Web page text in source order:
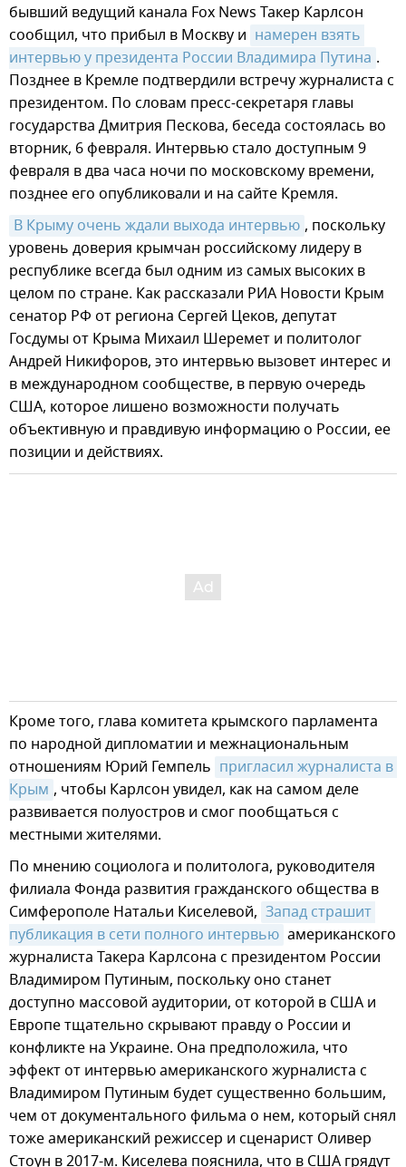
бывший ведущий канала Fox News Такер Карлсон
сообщил, что прибыл в Москву и намерен взять
интервью у президента России Владимира Путина .
Позднее в Кремле подтвердили встречу журналиста с
президентом. По словам пресс-секретаря главы
государства Дмитрия Пескова, беседа состоялась во
вторник, 6 февраля. Интервью стало доступным 9
февраля в два часа ночи по московскому времени,
позднее его опубликовали и на сайте Кремля.
В Крыму очень ждали выхода интервью , поскольку
уровень доверия крымчан российскому лидеру в
республике всегда был одним из самых высоких в
целом по стране. Как рассказали РИА Новости Крым
сенатор РФ от региона Сергей Цеков, депутат
Госдумы от Крыма Михаил Шеремет и политолог
Андрей Никифоров, это интервью вызовет интерес и
в международном сообществе, в первую очередь
США, которое лишено возможности получать
объективную и правдивую информацию о России, ее
позиции и действиях.
Кроме того, глава комитета крымского парламента
по народной дипломатии и межнациональным
отношениям Юрий Гемпель пригласил журналиста в
Крым , чтобы Карлсон увидел, как на самом деле
развивается полуостров и смог пообщаться с
местными жителями.
По мнению социолога и политолога, руководителя
филиала Фонда развития гражданского общества в
Симферополе Натальи Киселевой, Запад страшит
публикация в сети полного интервью американского
журналиста Такера Карлсона с президентом России
Владимиром Путиным, поскольку оно станет
доступно массовой аудитории, от которой в США и
Европе тщательно скрывают правду о России и
конфликте на Украине. Она предположила, что
эффект от интервью американского журналиста с
Владимиром Путиным будет существенно большим,
чем от документального фильма о нем, который снял
тоже американский режиссер и сценарист Оливер
Стоун в 2017-м. Киселева пояснила, что в США грядут